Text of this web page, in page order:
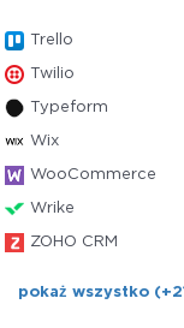
Trello
Twilio
Typeform
Wix
WooCommerce
Wrike
ZOHO CRM
pokaż wszystko